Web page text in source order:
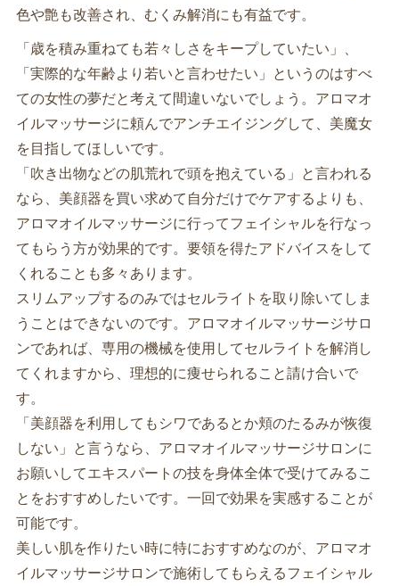
色や艶も改善され、むくみ解消にも有益です。
「歳を積み重ねても若々しさをキープしていたい」、
「実際的な年齢より若いと言わせたい」というのはすべ
ての女性の夢だと考えて間違いないでしょう。アロマオ
イルマッサージに頼んでアンチエイジングして、美魔女
を目指してほしいです。
「吹き出物などの肌荒れで頭を抱えている」と言われる
なら、美顔器を買い求めて自分だけでケアするよりも、
アロマオイルマッサージに行ってフェイシャルを行なっ
てもらう方が効果的です。要領を得たアドバイスをして
くれることも多々あります。
スリムアップするのみではセルライトを取り除いてしま
うことはできないのです。アロマオイルマッサージサロ
ンであれば、専用の機械を使用してセルライトを解消し
てくれますから、理想的に痩せられること請け合いで
す。
「美顔器を利用してもシワであるとか頬のたるみが恢復
しない」と言うなら、アロマオイルマッサージサロンに
お願いしてエキスパートの技を身体全体で受けてみるこ
とをおすすめしたいです。一回で効果を実感することが
可能です。
美しい肌を作りたい時に特におすすめなのが、アロマオ
イルマッサージサロンで施術してもらえるフェイシャル